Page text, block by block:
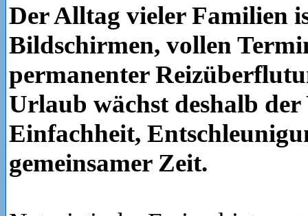
Der Alltag vieler Familien
Bildschirmen, vollen
permanenter
Urlaub wächst deshalb der
Einfachheit,
gemeinsamer Zeit.